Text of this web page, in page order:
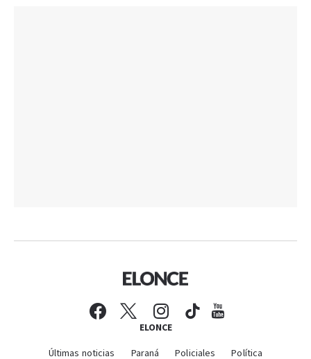
ELONCE
Últimas noticias Paraná Policiales Política